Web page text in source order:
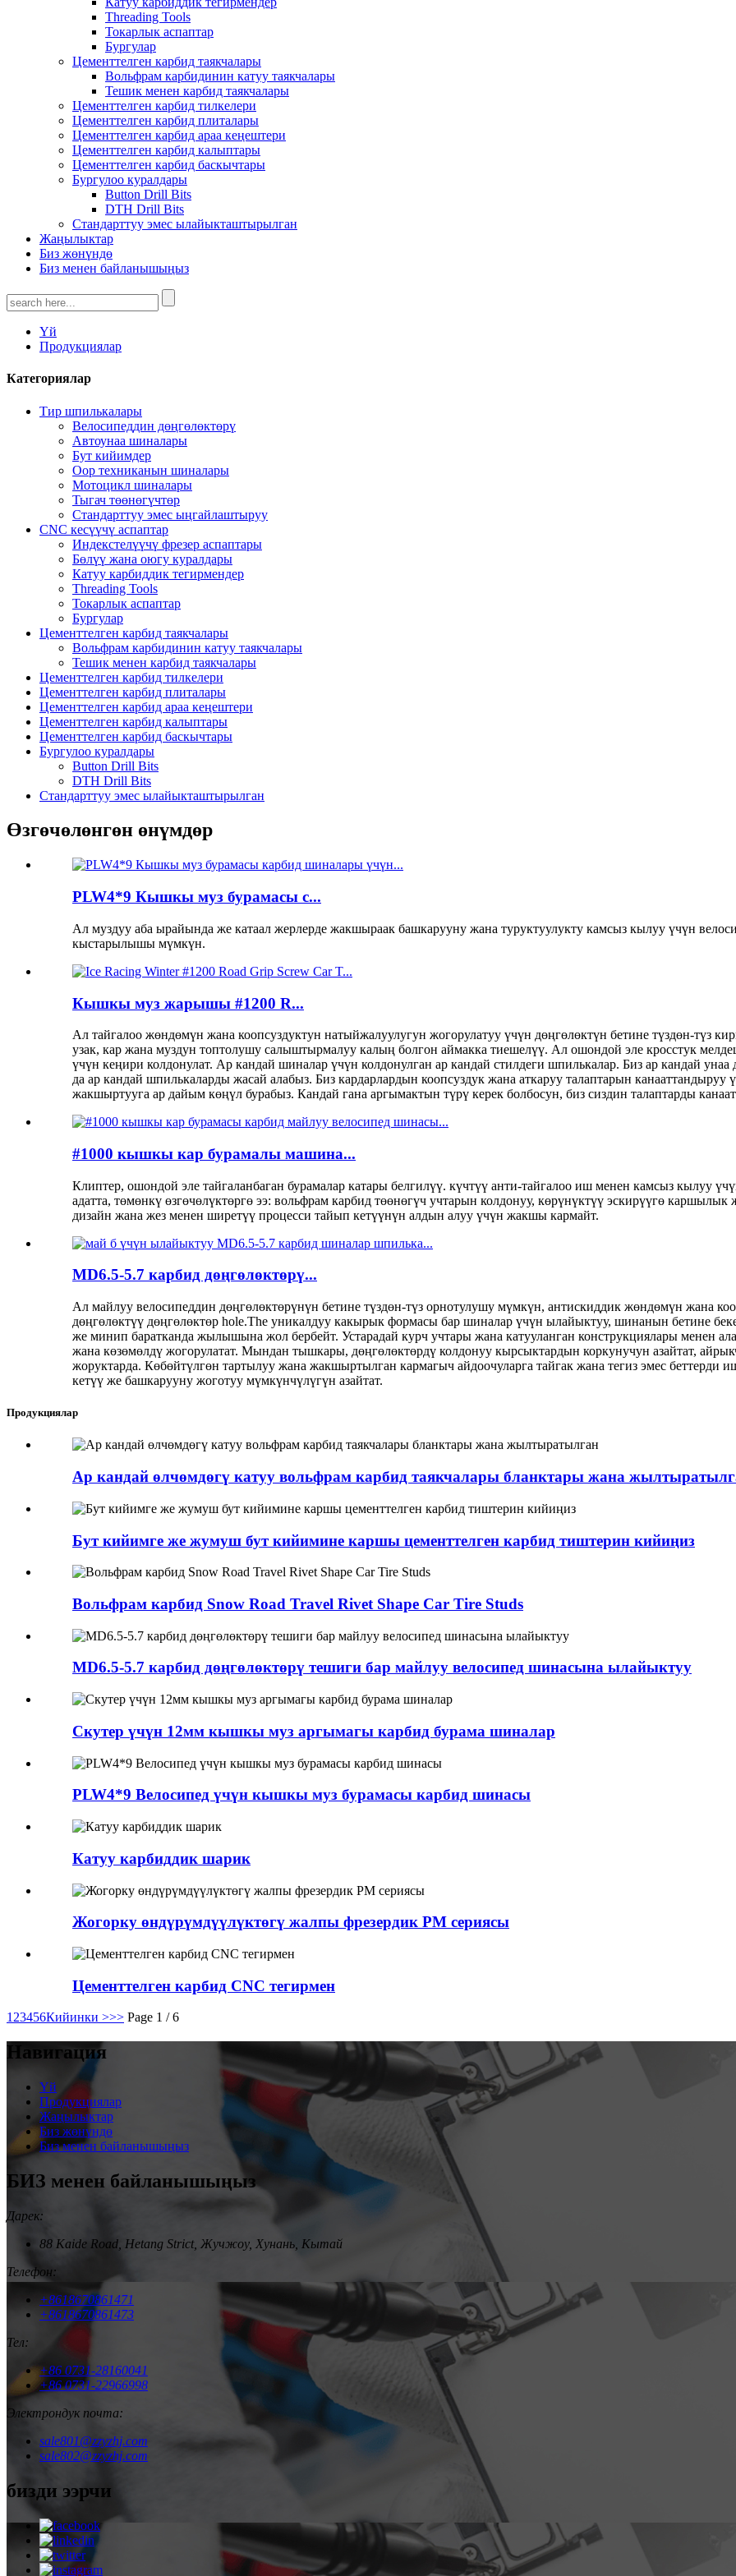
Threading Tools
Токарлык аспаптар
Бургулар
Цементтелген карбид таякчалары
Вольфрам карбидинин катуу таякчалары
Тешик менен карбид таякчалары
Цементтелген карбид тилкелери
Цементтелген карбид плиталары
Цементтелген карбид араа кеңештери
Цементтелген карбид калыптары
Цементтелген карбид баскычтары
Бургулоо куралдары
Button Drill Bits
DTH Drill Bits
Стандарттуу эмес ылайыкташтырылган
Жаңылыктар
Биз жөнүндө
Биз менен байланышыңыз
Үй
Продукциялар
Категориялар
Тир шпилькалары
Велосипеддин дөңгөлөктөрү
Автоунаа шиналары
Бут кийимдер
Оор техниканын шиналары
Мотоцикл шиналары
Тыгач төөнөгүчтөр
Стандарттуу эмес ыңгайлаштыруу
CNC кесүүчү аспаптар
Индекстелүүчү фрезер аспаптары
Бөлүү жана оюгу куралдары
Катуу карбиддик тегирмендер
Threading Tools
Токарлык аспаптар
Бургулар
Цементтелген карбид таякчалары
Вольфрам карбидинин катуу таякчалары
Тешик менен карбид таякчалары
Цементтелген карбид тилкелери
Цементтелген карбид плиталары
Цементтелген карбид араа кеңештери
Цементтелген карбид калыптары
Цементтелген карбид баскычтары
Бургулоо куралдары
Button Drill Bits
DTH Drill Bits
Стандарттуу эмес ылайыкташтырылган
Өзгөчөлөнгөн өнүмдөр
PLW4*9 Кышкы муз бурамасы c...
Ал муздуу аба ырайында же катаал жерлерде жакшыраак башкарууну жана туруктуулукту камсыз кылуу үчүн
кыстарылышы мүмкүн.
Кышкы муз жарышы #1200 R...
Ал тайгалоо жөндөмүн жана коопсуздуктун натыйжалуулугун жогорулатуу үчүн дөңгөлөктүн бетине түздөн-түз
узак, кар жана муздун топтолушу салыштырмалуу калың болгон аймакка тиешелүү. Ал ошондой эле кросстук
үчүн кеңири колдонулат. Ар кандай шиналар үчүн колдонулган ар кандай стилдеги шпилькалар. Биз ар кандай
да ар кандай шпилькаларды жасай алабыз. Биз кардарлардын коопсуздук жана аткаруу талаптарын
жакшыртууга ар дайым көңүл бурабыз. Кандай гана аргымактын түрү керек болбосун, биз сиздин талаптарды
#1000 кышкы кар бурамалы машина...
Клиптер, ошондой эле тайгаланбаган бурамалар катары белгилүү. күчтүү анти-тайгалоо иш менен камсыз кылуу
адатта, төмөнкү өзгөчөлүктөргө ээ: вольфрам карбид төөнөгүч учтарын колдонуу, көрүнүктүү эскирүүгө
дизайн жана жез менен ширетүү процесси тайып кетүүнүн алдын алуу үчүн жакшы кармайт.
MD6.5-5.7 карбид дөңгөлөктөрү...
Ал майлуу велосипеддин дөңгөлөктөрүнүн бетине түздөн-түз орнотулушу мүмкүн, антискиддик жөндөмүн жана
дөңгөлөктүү дөңгөлөктөр hole.The уникалдуу какырык формасы бар шиналар үчүн ылайыктуу, шинанын бетине
же минип баратканда жылышына жол бербейт. Устарадай курч учтары жана катууланган конструкциялары менен
жана көзөмөлдү жогорулатат. Мындан тышкары, дөңгөлөктөрдү колдонуу кырсыктардын коркунучун азайтат,
жоруктарда. Көбөйтүлгөн тартылуу жана жакшыртылган кармагыч айдоочуларга тайгак жана тегиз эмес
кетүү же башкарууну жоготуу мүмкүнчүлүгүн азайтат.
Продукциялар
Ар кандай өлчөмдөгү катуу вольфрам карбид таякчалары бланктары жана
Бут кийимге же жумуш бут кийимине каршы цементтелген карбид тиштерин кийиңиз
Вольфрам карбид Snow Road Travel Rivet Shape Car Tire Studs
MD6.5-5.7 карбид дөңгөлөктөрү тешиги бар майлуу велосипед шинасына ылайыктуу
Скутер үчүн 12мм кышкы муз аргымагы карбид бурама шиналар
PLW4*9 Велосипед үчүн кышкы муз бурамасы карбид шинасы
Катуу карбиддик шарик
Жогорку өндүрүмдүүлүктөгү жалпы фрезердик PM сериясы
Цементтелген карбид CNC тегирмен
1 23456Кийинки >>> Page 1 / 6
Навигация
Үй
Продукциялар
Жаңылыктар
Биз жөнүндө
Биз менен байланышыңыз
БИЗ менен байланышыңыз
Дарек:
88 Kaide Road, Hetang Strict, Жучжоу, Хунань, Кытай
Телефон:
+8618670861471
+8618670861473
Тел:
+86 0731-28160041
+86 0731-22966998
Электрондук почта:
sale801@zzyzhj.com
sale802@zzyzhj.com
бизди ээрчи